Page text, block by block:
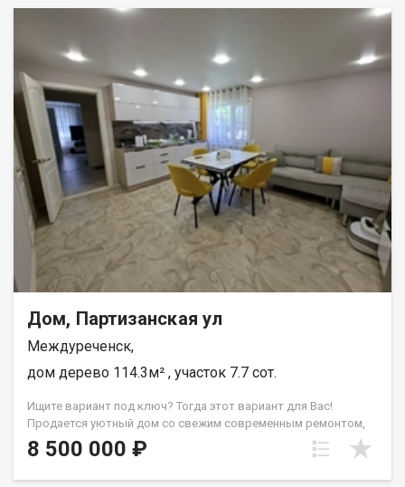
расположения дома (подбираем земельный участок,
застройщиками. ✅ Различные варианты отделки: -
Черновая (теплый контур). - Предчистовая (вам остается
только сделать косметический ремонт). - Чистовая (дом
под ключ - заезжай и живи). ❗ Полное сопровождение сделки -
от выбора проекта и одобрения ипотеки, до приема дома от
застройщика. Не упустите возможность стать владельцем
этого замечательного жилья, которое позволит вам создать
уют и комфорт для всей вашей семьи. Звоните нам прямо
сейчас и мы ответим на все ваши вопросы. Назовите при
звонке данный номер объявления - 541559 Номер объекта:
541559. Геннадий
Дом, Партизанская ул
Междуреченск,
дом дерево 114.3м² , участок 7.7 сот.
Ищите вариант под ключ? Тогда этот вариант для Вас!
Продается уютный дом со свежим современным ремонтом,
мебелью и техникой, готовый к вашему немедленному
переезду! ✅ дом из бруса, общая площадь 126м2, земля 7,7
8 500 000 ₽